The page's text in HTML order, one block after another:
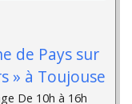
de Pays sur
» à Toujouse
De 10h à 16h